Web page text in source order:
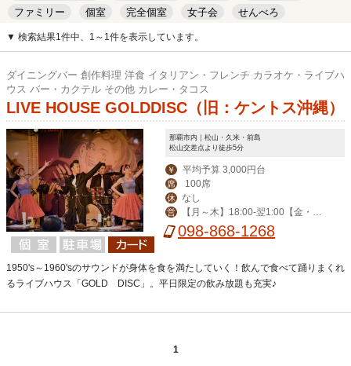
ファミリー
個室 完全個室 女子会
せんべろ
キッズルーム
安い デート
▼ 検索結果1件中、1～1件を表示しています。
ダイニングバー 創作料理 洋食 イタリアン・フレンチ カラオケ・ライブハ
ウス バー・カクテル その他 カレー・タコス
LIVE HOUSE GOLDDISC（旧：ケントス沖縄）
那覇市内｜松山・久米・前島
松山交差点より徒歩5分
￥ 平均予算 3,000円台
席 100席
休 なし
営
【月～木】18:00-翌1:00【金・
土】18:00-翌2:00【日・祝】18:00-0:
098-868-1268
1950's～1960'sのサウンドが身体を食を満たしていく！飲んで食べて踊りまくれ
るライブハウス「GOLD DISC」。平日限定の飲み放題も充実♪
1